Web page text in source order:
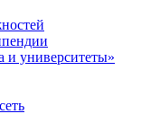
и университеты»